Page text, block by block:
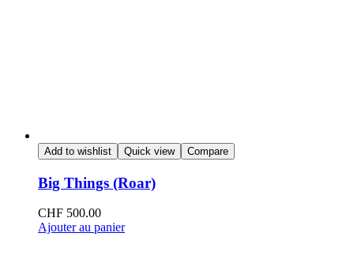
Add to wishlist Quick view Compare
Big Things (Roar)
CHF 500.00
Ajouter au panier